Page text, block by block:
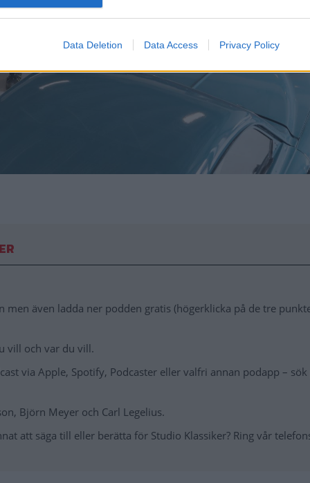
Data Deletion Data Access Privacy Policy
men även ladda ner podden gratis (högerklicka på de tre
vill och var du vill.
via Apple, Spotify, Podcaster eller valfri annan podapp – sök
Björn Meyer och Carl Legelius.
att säga till eller berätta för Studio Klassiker? Ring vår